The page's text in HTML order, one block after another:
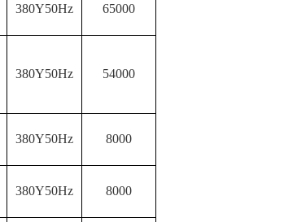
380Y50Hz 65000
380Y50Hz 54000
380Y50Hz 8000
380Y50Hz 8000